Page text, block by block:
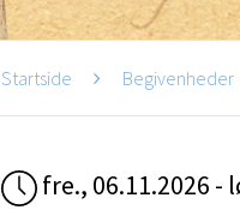
Startside Begivenheder
fre., 06.11.2026 -